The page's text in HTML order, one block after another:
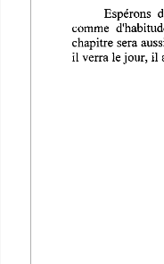
chapitre
il verra jour, il
il